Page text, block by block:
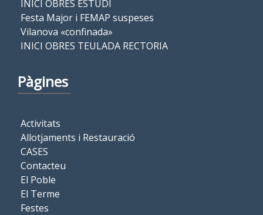
INICI OBRES ESTUDI
Festa Major i FEMAP suspeses
Vilanova «confinada»
INICI OBRES TEULADA RECTORIA
Pàgines
Activitats
Allotjaments i Restauració
CASES
Contacteu
El Poble
El Terme
Festes